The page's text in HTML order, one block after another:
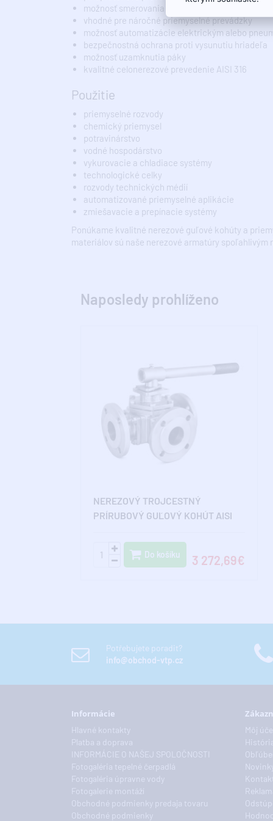
možnosť smerovania a kombinácie toku média
vhodné pre náročné priemyselné prevádzky
možnosť automatizácie elektrickým alebo
bezpečnostná ochrana proti vysunutiu hriadeľa
možnosť uzamknutia páky
kvalitné celonerezové prevedenie AISI 316
Použitie
priemyselné rozvody
chemický priemysel
potravinárstvo
vodné hospodárstvo
vykurovacie a chladiace systémy
technologické celky
rozvody technických médií
automatizované priemyselné aplikácie
zmiešavacie a prepínacie systémy
Ponúkame kvalitné nerezové guľové kohúty a
materiálov sú naše nerezové armatúry
Naposledy prohlíženo
NEREZOVÝ TROJCESTNÝ
PRÍRUBOVÝ GUĽOVÝ KOHÚT AISI
Do košíku 3 272,69€
Potřebujete poradit?
info@obchod-vtp.cz
Informácie
Hlavné kontakty
Platba a doprava
INFORMÁCIE O NAŠEJ SPOLOČNOSTI
Fotogaléria tepelné čerpadlá
Fotogaléria úpravne vody
Fotogalerie montáží
Obchodné podmienky predaja tovaru
Obchodné podmienky
Môj